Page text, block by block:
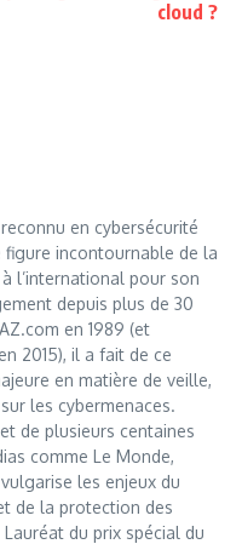
cloud ?
en cybersécurité
figure incontournable de la
l’international pour son
depuis plus de 30
en 1989 (et
2015), il a fait de ce
en matière de veille,
les cybermenaces.
de plusieurs centaines
comme Le Monde,
les enjeux du
de la protection des
du prix spécial du